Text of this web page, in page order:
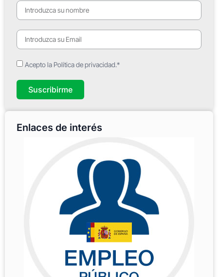
Acepto la Política de privacidad.*
Suscribirme
Enlaces de interés